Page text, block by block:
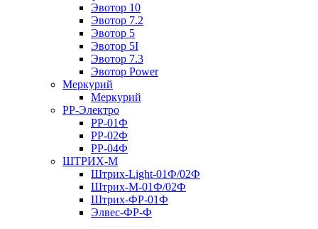
Эвотор 10
Эвотор 7.2
Эвотор 5
Эвотор 5I
Эвотор 7.3
Эвотор Power
Меркурий
Меркурий
РР-Электро
РР-01Ф
РР-02Ф
РР-04Ф
ШТРИХ-М
Штрих-Light-01Ф/02Ф
Штрих-М-01Ф/02Ф
Штрих-ФР-01Ф
Элвес-ФР-Ф